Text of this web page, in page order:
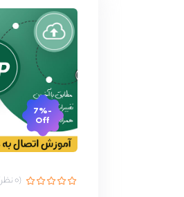
-7%
Off
(0 نظر)